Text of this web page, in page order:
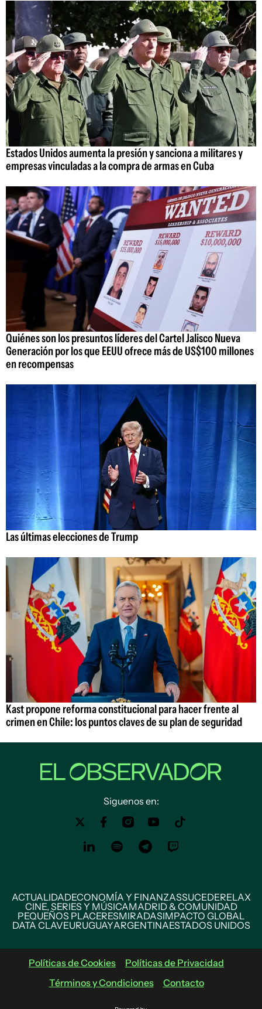
Estados Unidos aumenta la presión y sanciona a militares y
empresas vinculadas a la compra de armas en Cuba
Quiénes son los presuntos líderes del Cartel Jalisco Nueva
Generación por los que EEUU ofrece más de US$100 millones
en recompensas
Las últimas elecciones de Trump
Kast propone reforma constitucional para hacer frente al
crimen en Chile: los puntos claves de su plan de seguridad
Siguenos en:
ACTUALIDADECONOMÍA Y FINANZASSUCEDERELAX
CINE, SERIES Y MÚSICAMADRID & COMUNIDAD
PEQUEÑOS PLACERESMIRADASIMPACTO GLOBAL
DATA CLAVEURUGUAYARGENTINAESTADOS UNIDOS
Políticas de Cookies
Políticas de Privacidad
Términos y Condiciones
Contacto